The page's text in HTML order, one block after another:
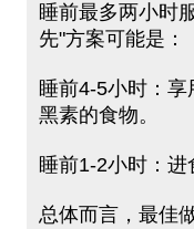
睡前最多两小时
先"方案可能是：
睡前4-5小时：
黑素的食物。
睡前1-2小时：进
总体而言，最佳